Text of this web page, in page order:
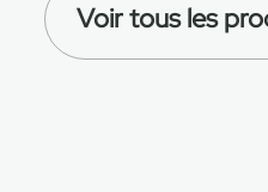
Voir tous les